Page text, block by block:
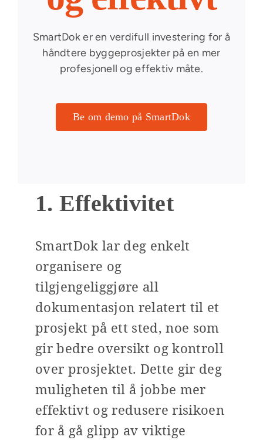
SmartDok er en verdifull investering for å
håndtere byggeprosjekter på en mer
profesjonell og effektiv måte.
Be om demo på SmartDok
1. Effektivitet
SmartDok lar deg enkelt
organisere og
tilgjengeliggjøre all
dokumentasjon relatert til et
prosjekt på ett sted, noe som
gir bedre oversikt og kontroll
over prosjektet. Dette gir deg
muligheten til å jobbe mer
effektivt og redusere risikoen
for å gå glipp av viktige